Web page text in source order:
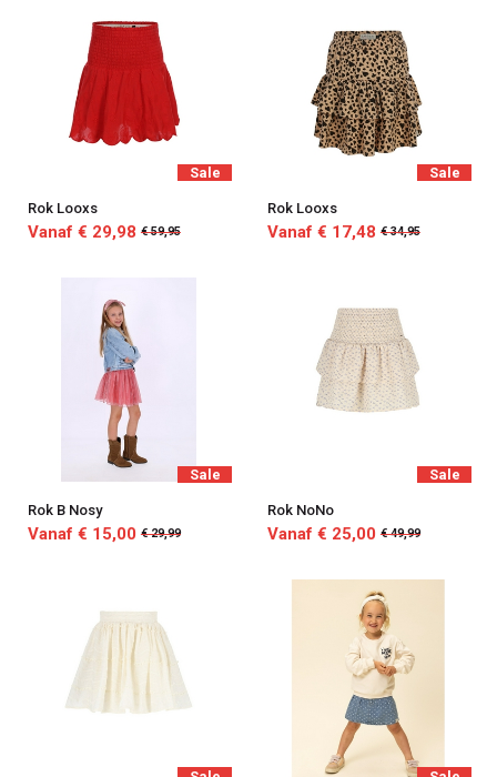
Sale
Rok Looxs
Vanaf € 29,98 € 59,95
Sale
Rok Looxs
Vanaf € 17,48 € 34,95
Sale
Rok B Nosy
Vanaf € 15,00 € 29,99
Sale
Rok NoNo
Vanaf € 25,00 € 49,99